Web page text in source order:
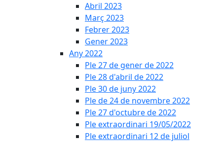
Abril 2023
Març 2023
Febrer 2023
Gener 2023
Any 2022
Ple 27 de gener de 2022
Ple 28 d'abril de 2022
Ple 30 de juny 2022
Ple de 24 de novembre 2022
Ple 27 d'octubre de 2022
Ple extraordinari 19/05/2022
Ple extraordinari 12 de juliol